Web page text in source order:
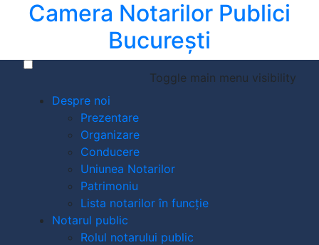
Camera Notarilor Publici
București
Toggle main menu visibility
Despre noi
Prezentare
Organizare
Conducere
Uniunea Notarilor
Patrimoniu
Lista notarilor în funcție
Notarul public
Rolul notarului public